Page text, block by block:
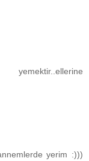
yerim :)))